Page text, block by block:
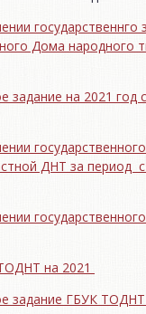
государственнго
Дома народного
задание на 2021 год
ДНТ за период
на 2021
задание ГБУК